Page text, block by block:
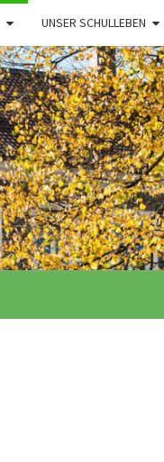
UNSER SCHULLEBEN